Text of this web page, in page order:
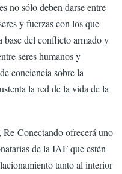
no sólo deben darse entre
y fuerzas con los que
base del conflicto armado y
seres humanos y
conciencia sobre la
la red de la vida de la
Conectando ofrecerá uno
de la IAF que estén
tanto al interior